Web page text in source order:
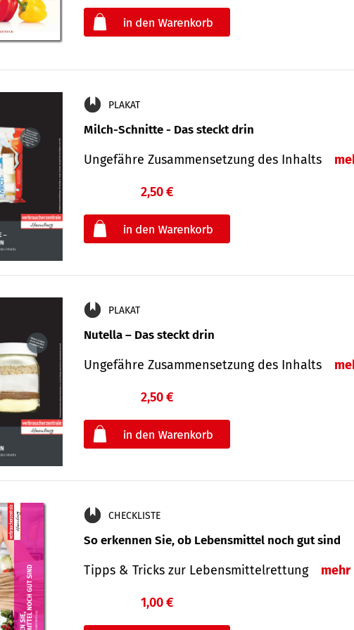
PLAKAT
Milch-Schnitte - Das steckt drin
Ungefähre Zu­sammen­setzung des Inhalts
2,50 €
PLAKAT
Nutella – Das steckt drin
Ungefähre Zusammensetzung des Inhalts
2,50 €
CHECKLISTE
So erkennen Sie, ob Lebensmittel noch gut sind
Tipps & Tricks zur Lebensmittelrettung mehr
1,00 €